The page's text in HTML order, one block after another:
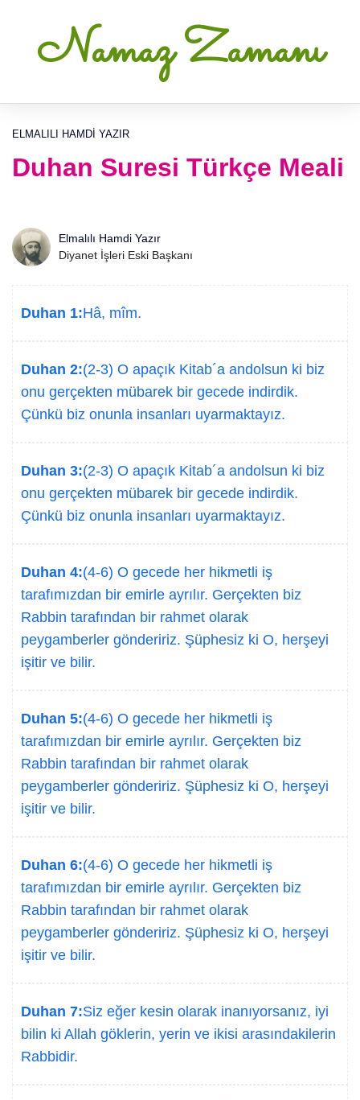
Namaz Zamanı
ELMALILI HAMDI YAZIR
Duhan Suresi Türkçe Meali
Elmalılı Hamdi Yazır
Diyanet İşleri Eski Başkanı
Duhan 1:Hâ, mîm.
Duhan 2:(2-3) O apaçık Kitab´a andolsun ki biz
onu gerçekten mübarek bir gecede indirdik.
Çünkü biz onunla insanları uyarmaktayız.
Duhan 3:(2-3) O apaçık Kitab´a andolsun ki biz
onu gerçekten mübarek bir gecede indirdik.
Çünkü biz onunla insanları uyarmaktayız.
Duhan 4:(4-6) O gecede her hikmetli iş
tarafımızdan bir emirle ayrılır. Gerçekten biz
Rabbin tarafından bir rahmet olarak
peygamberler göndeririz. Şüphesiz ki O, herşeyi
işitir ve bilir.
Duhan 5:(4-6) O gecede her hikmetli iş
tarafımızdan bir emirle ayrılır. Gerçekten biz
Rabbin tarafından bir rahmet olarak
peygamberler göndeririz. Şüphesiz ki O, herşeyi
işitir ve bilir.
Duhan 6:(4-6) O gecede her hikmetli iş
tarafımızdan bir emirle ayrılır. Gerçekten biz
Rabbin tarafından bir rahmet olarak
peygamberler göndeririz. Şüphesiz ki O, herşeyi
işitir ve bilir.
Duhan 7:Siz eğer kesin olarak inanıyorsanız, iyi
bilin ki Allah göklerin, yerin ve ikisi arasındakilerin
Rabbidir.